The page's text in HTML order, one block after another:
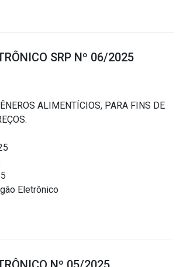
SRP Nº 06/2025
ALIMENTÍCIOS, PARA FINS DE
Eletrônico